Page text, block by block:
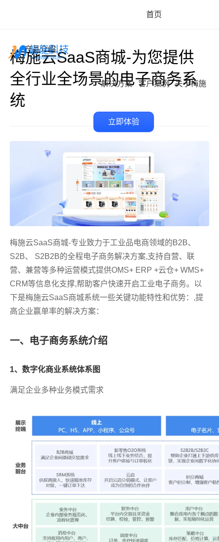
首页
产品介绍
解决方案 客户案例 关于梅施
立即体验
梅施云SaaS商城-为您提供
全行业全场景的电子商务系
统
梅施云SaaS商城-专业致力于工业品电商领域的B2B、
S2B、 S2B2B的全程电子商务解决方案,支持自营、联
营、兼营等多种运营模式提供OMS+ ERP +云仓+ WMS+
CRM等信息化支撑,帮助客户快速开启工业电子商务。以
下是梅施云SaaS商城系统一些关键功能特性和优势：,提
高企业赢单率的解决方案：
一、电子商务系统介绍
1、数字化商业系统体系图
满足企业多种业务模式需求